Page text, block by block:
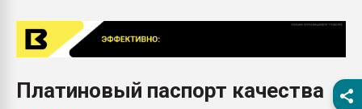
Вакуум-формовочные
первый план в
Платиновый паспорт качества